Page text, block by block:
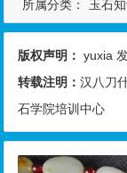
所属分类： 玉石
版权声明： yuxia
转载注明：汉八刀
石学院培训中心